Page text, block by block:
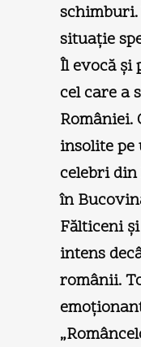
situaţie
Îl evocă şi
cel care a
României.
insolite
celebri din
în
Fălticeni
intens
românii.